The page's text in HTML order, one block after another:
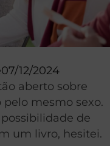
07/12/2024
aberto sobre
mesmo sexo.
de
um livro, hesitei.